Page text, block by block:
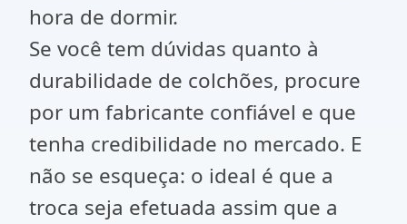
hora de dormir.
Se você tem dúvidas quanto à
durabilidade de colchões, procure
por um fabricante confiável e que
tenha credibilidade no mercado. E
não se esqueça: o ideal é que a
troca seja efetuada assim que a